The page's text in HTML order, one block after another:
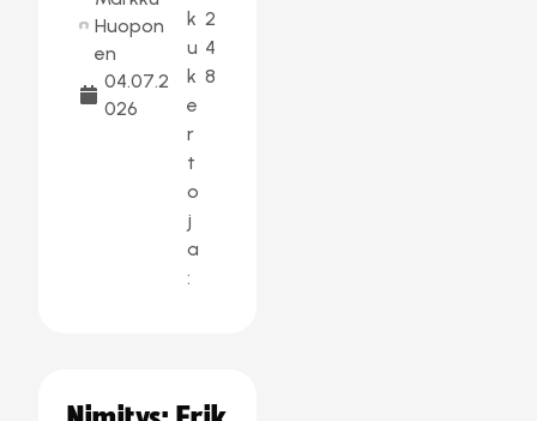
Huopon
en
04.07.2
026
k
u
k
e
r
t
o
j
a
:
2
4
8